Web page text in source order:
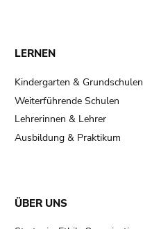
LERNEN
Kindergarten & Grundschulen
Weiterführende Schulen
Lehrerinnen & Lehrer
Ausbildung & Praktikum
ÜBER UNS